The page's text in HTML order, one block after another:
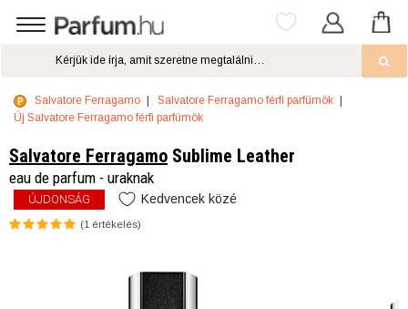
Salvatore Ferragamo
Salvatore Ferragamo férfi parfümök
Új Salvatore Ferragamo férfi parfümök
Salvatore Ferragamo Sublime Leather
eau de parfum - uraknak
ÚJDONSÁG Kedvencek közé
(1 értékelés)